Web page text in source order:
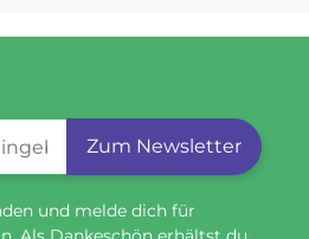
Zum Newsletter
und melde dich für